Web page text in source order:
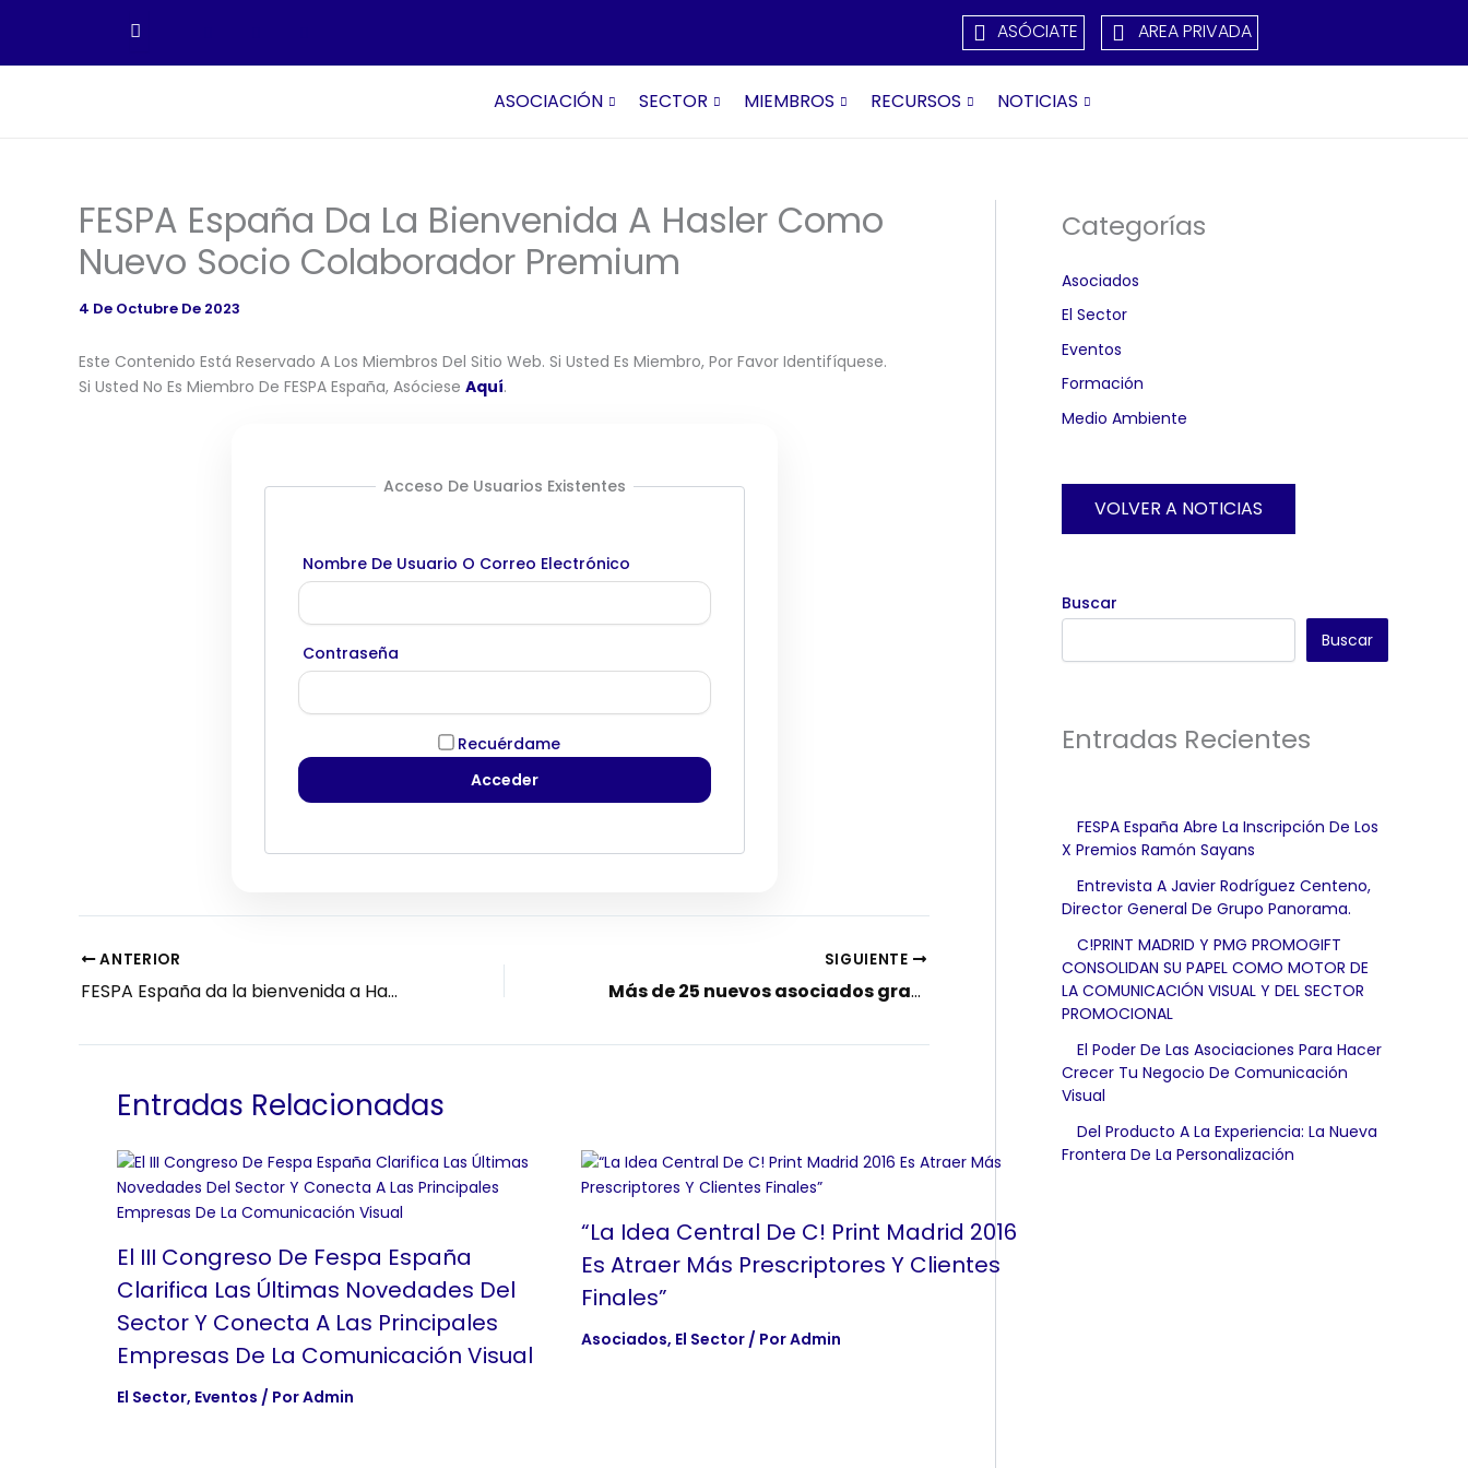
Contenido
ASÓCIATE AREA PRIVADA
ASOCIACIÓN SECTOR MIEMBROS RECURSOS NOTICIAS
FESPA España Da La Bienvenida A Hasler Como
Nuevo Socio Colaborador Premium
4 De Octubre De 2023
Este Contenido Está Reservado A Los Miembros Del Sitio Web. Si Usted Es Miembro, Por Favor Identifíquese.
Si Usted No Es Miembro De FESPA España, Asóciese Aquí.
Acceso De Usuarios Existentes
Nombre De Usuario O Correo Electrónico
Contraseña
Recuérdame
ANTERIOR
FESPA España da la bienvenida a Hasler como nuevo socio colaborador premium
SIGUIENTE
Más de 25 nuevos asociados gracias al plan de captación de FESPA España
Entradas Relacionadas
El III Congreso De Fespa España
Clarifica Las Últimas Novedades Del
Sector Y Conecta A Las Principales
Empresas De La Comunicación Visual
El Sector, Eventos / PorAdmin
“La Idea Central De C! Print Madrid 2016
Es Atraer Más Prescriptores Y Clientes
Finales”
Asociados, El Sector / PorAdmin
Categorías
Asociados
El Sector
Eventos
Formación
Medio Ambiente
VOLVER A NOTICIAS
Buscar
Buscar
Entradas Recientes
FESPA España Abre La Inscripción De Los
X Premios Ramón Sayans
Entrevista A Javier Rodríguez Centeno,
Director General De Grupo Panorama.
C!PRINT MADRID Y PMG PROMOGIFT
CONSOLIDAN SU PAPEL COMO MOTOR DE
LA COMUNICACIÓN VISUAL Y DEL SECTOR
PROMOCIONAL
El Poder De Las Asociaciones Para Hacer
Crecer Tu Negocio De Comunicación
Visual
Del Producto A La Experiencia: La Nueva
Frontera De La Personalización